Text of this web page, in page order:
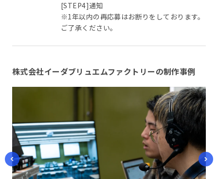
[STEP4]通知
※1年以内の再応募はお断りをしております。
ご了承ください。
株式会社イーダブリュエムファクトリーの制作事例